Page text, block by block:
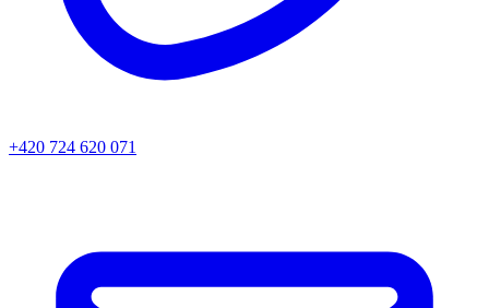
+420 724 620 071